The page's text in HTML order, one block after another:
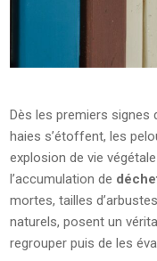
Dès les premiers signes
haies s’étoffent, les
explosion de vie
l’accumulation de
mortes, tailles
naturels, posent un
regrouper puis de les